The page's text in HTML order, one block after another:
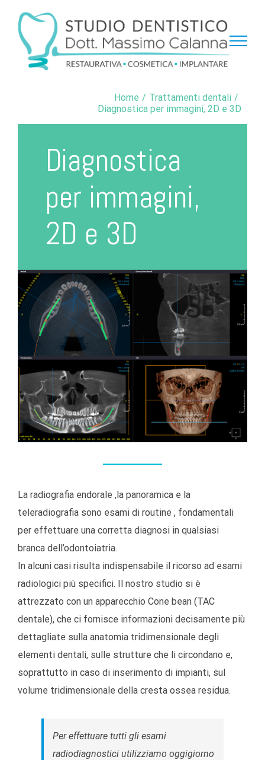
contenuto
Home / Trattamenti dentali /
Diagnostica per immagini, 2D e 3D
Diagnostica
per immagini,
2D e 3D
La radiografia endorale ,la panoramica e la
teleradiografia sono esami di routine , fondamentali
per effettuare una corretta diagnosi in qualsiasi
branca dell’odontoiatria.
In alcuni casi risulta indispensabile il ricorso ad esami
radiologici più specifici. Il nostro studio si è
attrezzato con un apparecchio Cone bean (TAC
dentale), che ci fornisce informazioni decisamente più
dettagliate sulla anatomia tridimensionale degli
elementi dentali, sulle strutture che li circondano e,
soprattutto in caso di inserimento di impianti, sul
volume tridimensionale della cresta ossea residua.
Per effettuare tutti gli esami
radiodiagnostici utilizziamo oggigiorno